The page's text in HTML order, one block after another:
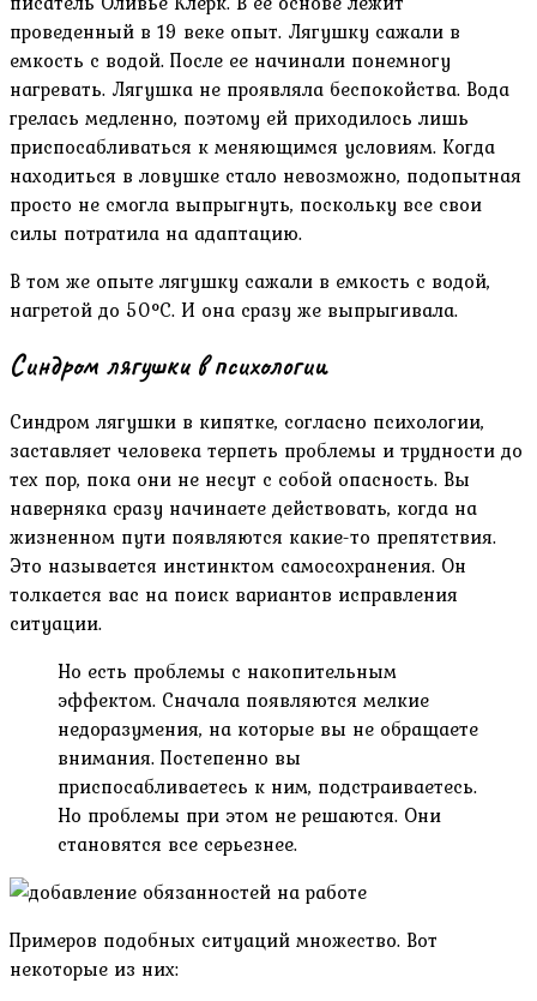
проведенный в 19 веке опыт. Лягушку сажали в
емкость с водой. После ее начинали понемногу
нагревать. Лягушка не проявляла беспокойства. Вода
грелась медленно, поэтому ей приходилось лишь
приспосабливаться к меняющимся условиям. Когда
находиться в ловушке стало невозможно, подопытная
просто не смогла выпрыгнуть, поскольку все свои
силы потратила на адаптацию.
В том же опыте лягушку сажали в емкость с водой,
нагретой до 50°C. И она сразу же выпрыгивала.
Синдром лягушки в психологии
Синдром лягушки в кипятке, согласно психологии,
заставляет человека терпеть проблемы и трудности до
тех пор, пока они не несут с собой опасность. Вы
наверняка сразу начинаете действовать, когда на
жизненном пути появляются какие-то препятствия.
Это называется инстинктом самосохранения. Он
толкается вас на поиск вариантов исправления
ситуации.
Но есть проблемы с накопительным
эффектом. Сначала появляются мелкие
недоразумения, на которые вы не обращаете
внимания. Постепенно вы
приспосабливаетесь к ним, подстраиваетесь.
Но проблемы при этом не решаются. Они
становятся все серьезнее.
Примеров подобных ситуаций множество. Вот
некоторые из них: